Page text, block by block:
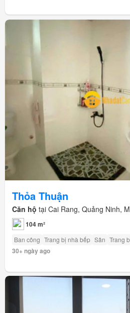
Thỏa Thuận
Căn hộ tại Cai Rang, Quảng Ninh,
104 m²
Ban công Trang bị nhà bếp Sân Trang
30+ ngày ago